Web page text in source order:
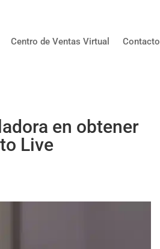
Centro de Ventas Virtual Contacto
en obtener
Live